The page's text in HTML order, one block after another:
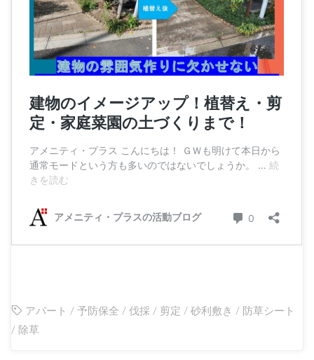
アパート / 予防保全 / 伐採 / 剪定 / 砂利敷き / 防草シート
/ 除草